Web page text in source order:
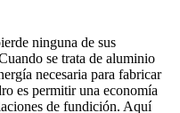
ninguna de sus
se trata de aluminio
necesaria para fabricar
es permitir una economía
de fundición. Aquí